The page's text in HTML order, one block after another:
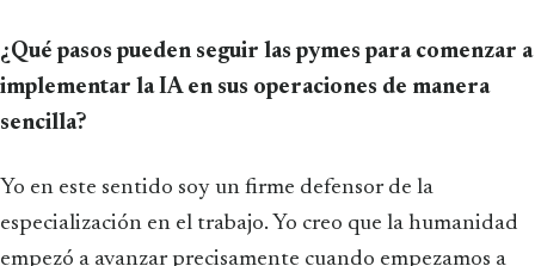
¿Qué pasos pueden seguir las pymes para comenzar a
implementar la IA en sus operaciones de manera
sencilla?
Yo en este sentido soy un firme defensor de la
especialización en el trabajo. Yo creo que la humanidad
empezó a avanzar precisamente cuando empezamos a